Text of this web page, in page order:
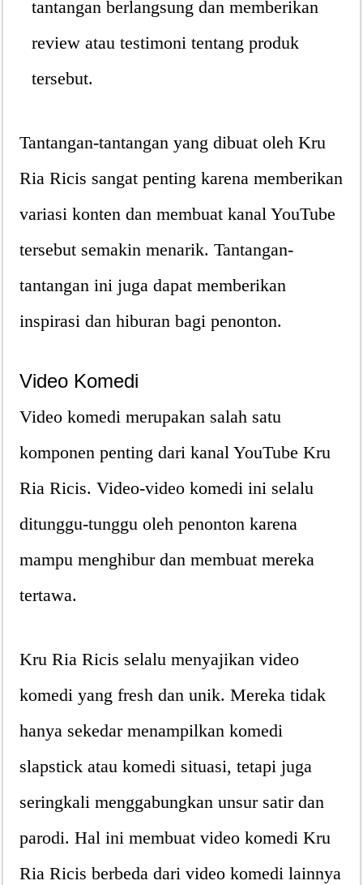
tantangan berlangsung dan memberikan
review atau testimoni tentang produk
tersebut.
Tantangan-tantangan yang dibuat oleh Kru
Ria Ricis sangat penting karena memberikan
variasi konten dan membuat kanal YouTube
tersebut semakin menarik. Tantangan-
tantangan ini juga dapat memberikan
inspirasi dan hiburan bagi penonton.
Video Komedi
Video komedi merupakan salah satu
komponen penting dari kanal YouTube Kru
Ria Ricis. Video-video komedi ini selalu
ditunggu-tunggu oleh penonton karena
mampu menghibur dan membuat mereka
tertawa.
Kru Ria Ricis selalu menyajikan video
komedi yang fresh dan unik. Mereka tidak
hanya sekedar menampilkan komedi
slapstick atau komedi situasi, tetapi juga
seringkali menggabungkan unsur satir dan
parodi. Hal ini membuat video komedi Kru
Ria Ricis berbeda dari video komedi lainnya